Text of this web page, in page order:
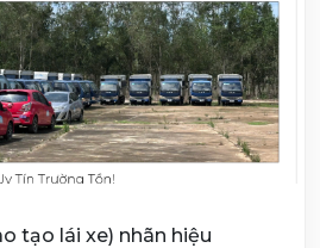
tạo lái xe) nhãn hiệu